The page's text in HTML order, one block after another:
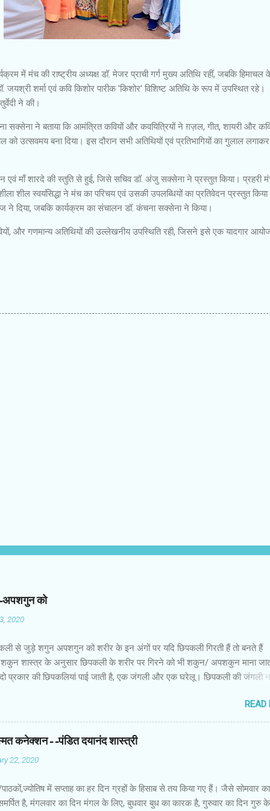
में मंच की राष्ट्रीय अध्यक्ष डॉ. मेजर प्राची गर्ग मुख्य अतिथि रहीं, जबकि हिमाचल
जयश्री शर्मा एवं कवि किशोर पारीक 'किशोर' विशिष्ट अतिथि के रूप में उपस्थित रहे।
ने की।
सक्सेना ने बताया कि आमंत्रित कवियों और कवयित्रियों ने ग़ज़ल, गीत, शायरी और
उत्सवमय बना दिया। इस दौरान सभी अतिथियों एवं प्रतिभागियों का गुलाल लगाकर
एवं माँ शारदे की स्तुति से हुई, जिसे सचिव डॉ. अंजु सक्सेना ने प्रस्तुत किया। प्रहरी
शील स्वयंसिद्धा ने मंच का परिचय एवं उसकी उपलब्धियों का प्रतिवेदन प्रस्तुत
ने दिया, जबकि कार्यक्रम का संचालन डॉ. कंचना सक्सेना ने किया।
और गणमान्य अतिथियों की उल्लेखनीय उपस्थिति रही, जिसने इसे एक यादगार
अपशगुन को
2020
से जुड़े शगुन अपशगुन को शरीर के इन अंगों पर यदि छिपकली गिरती हैं तो बनते हैं
शकुन शास्त्र के अनुसार छिपकली के शरीर पर गिरने को भी शकुन/ अपशकुन माना
दो प्रकार की छिपकलियां पाई जाती है, एक जंगली और एक घरेलू। छिपकली की जंगली
के शरीर पर गिरने को भी शकुन/अपशकुन माना जाता है। स्त्री के शरीर के बायें
के दाहिनी तरफ गिरना ठीक होता है। इसी प्रकार छिपकली का नीचे से ऊपर की ओर
है। ऊपर से नीचे की ओर गिरना अच्छा नहीं होता। रविवार या मंगलवार को लाल रंग की
शनिवार को काले रंग की छिपकली से कम हानि होती है। ✍🏻✍🏻🌷🌷👉🏻👉🏻 छिपकली
प्रतीक -- घर में छिपकली देखकर हम उसे भगाने लगते हैं, लेकिन वो कोई ऐसा जीव नहीं है
जीव-जंतुओं और मनुष्य को प्रकृति का एक अहम हिस्स...
READ
कनेक्शन--पंडित दयानंद शास्त्री
22, 2020
पाठकों,ज्योतिष में सप्ताह का हर दिन ग्रहों के हिसाब से तय किया गए हैं। जैसे सोमवार
है, मंगलवार का दिन मंगल के लिए, बुधवार बुध का कारक है, गुरुवार का दिन गुरु